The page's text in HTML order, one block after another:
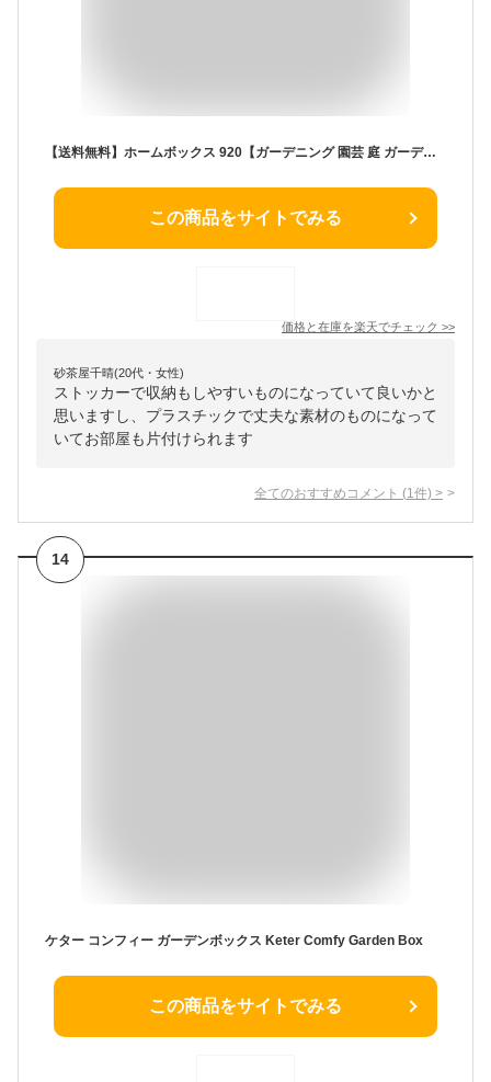
【送料無料】ホームボックス 920【ガーデニング 園芸 庭 ガーデン 剪定 畑 農業 農作業 プラスチック製 ベランダ 玄関 屋外 屋内 収納ボックス ストッカー 収納庫 灯油タンク ポリタンク おしゃれ フタ付き プラスチック 頑丈 丈夫】
この商品をサイトでみる
価格と在庫を楽天でチェック >>
砂茶屋千晴(20代・女性)
ストッカーで収納もしやすいものになっていて良いかと
思いますし、プラスチックで丈夫な素材のものになって
いてお部屋も片付けられます
全てのおすすめコメント (1 件) >
14
ケター コンフィー ガーデンボックス Keter Comfy Garden Box
この商品をサイトでみる